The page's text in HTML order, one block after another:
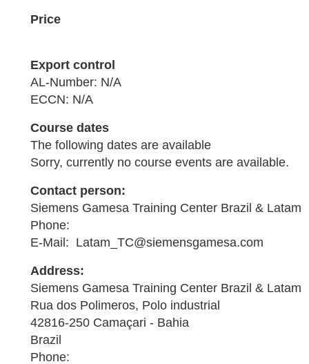
Price
Export control
AL-Number: N/A
ECCN: N/A
Course dates
The following dates are available
Sorry, currently no course events are available.
Contact person:
Siemens Gamesa Training Center Brazil & Latam
Phone:
E-Mail: Latam_TC@siemensgamesa.com
Address:
Siemens Gamesa Training Center Brazil & Latam
Rua dos Polimeros, Polo industrial
42816-250 Camaçari - Bahia
Brazil
Phone: